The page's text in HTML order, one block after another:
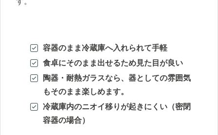
容器のまま冷蔵庫へ入れられて手軽
食卓にそのまま出せるため見た目が良い
陶器・耐熱ガラスなら、器としての雰囲気
もそのまま楽しめます。
冷蔵庫内のニオイ移りが起きにくい（密閉
容器の場合）